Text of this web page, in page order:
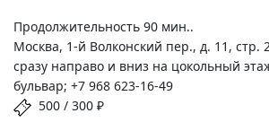
Продолжительность 90 мин..
Москва, 1-й Волконский пер., д. 11, стр.
сразу направо и вниз на цокольный
бульвар; +7 968 623-16-49
500 / 300 ₽